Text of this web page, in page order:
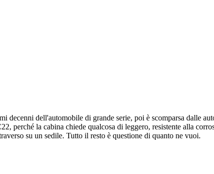
dell'automobile di grande serie, poi è scomparsa dalle
perché la cabina chiede qualcosa di leggero, resistente alla
su un sedile. Tutto il resto è questione di quanto ne vuoi.